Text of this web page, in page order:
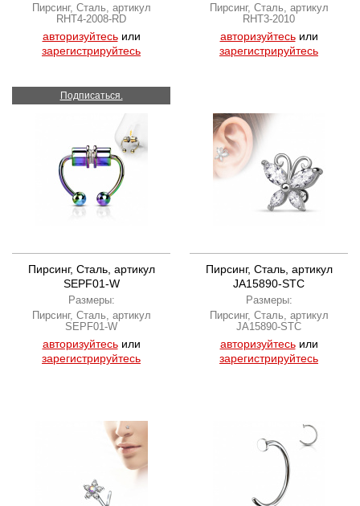
Пирсинг, Сталь, артикул
RHT4-2008-RD
авторизуйтесьили
зарегистрируйтесь
Пирсинг, Сталь, артикул
RHT3-2010
авторизуйтесьили
зарегистрируйтесь
Подписаться.
Пирсинг, Сталь, артикул
SEPF01-W
Размеры:
Пирсинг, Сталь, артикул
SEPF01-W
авторизуйтесьили
зарегистрируйтесь
Пирсинг, Сталь, артикул
JA15890-STC
Размеры:
Пирсинг, Сталь, артикул
JA15890-STC
авторизуйтесьили
зарегистрируйтесь